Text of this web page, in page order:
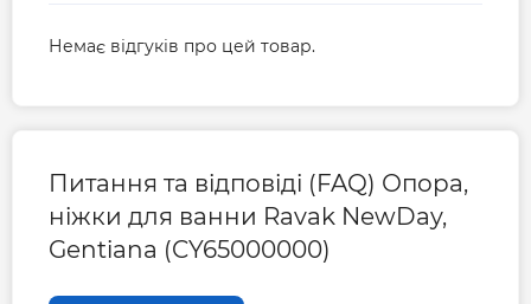
Немає відгуків про цей товар.
Питання та відповіді (FAQ) Опора,
ніжки для ванни Ravak NewDay,
Gentiana (CY65000000)